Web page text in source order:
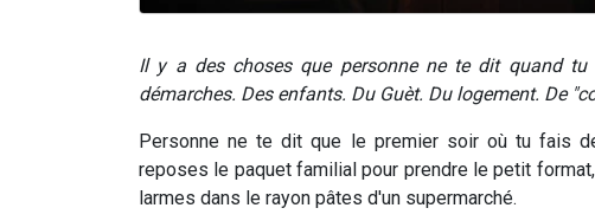
Il y a des choses que personne ne te dit quand tu
démarches. Des enfants. Du Guèt. Du logement. De
Personne ne te dit que le premier soir où tu fais
reposes le paquet familial pour prendre le petit
larmes dans le rayon pâtes d'un supermarché.